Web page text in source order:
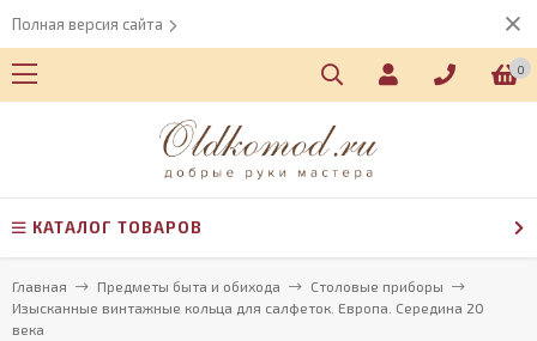
Полная версия сайта
0
КАТАЛОГ ТОВАРОВ
Главная Предметы быта и обихода
Столовые приборы
Изысканные винтажные кольца для салфеток. Европа. Середина 20
века